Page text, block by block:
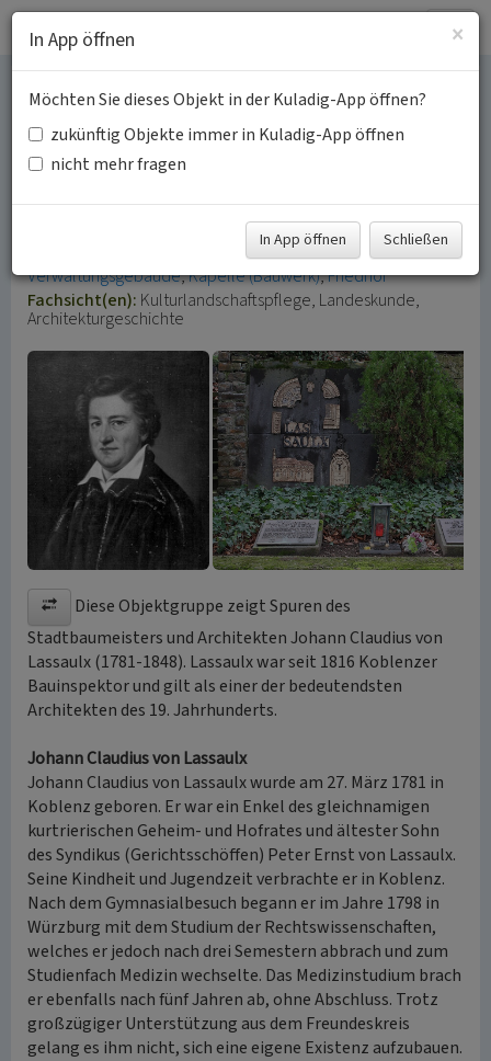
Spuren des Architekten
Johann Claudius von
Lassaulx
Kirchengebäude Schulgebäude
Verwaltungsgebäude Kapelle (Bauwerk) Friedhof
Fachsicht(en): Kulturlandschaftspflege, Landeskunde,
Architekturgeschichte
Diese Objektgruppe zeigt Spuren des
Stadtbaumeisters und Architekten Johann Claudius von
Lassaulx (1781-1848). Lassaulx war seit 1816 Koblenzer
Bauinspektor und gilt als einer der bedeutendsten
Architekten des 19. Jahrhunderts.
Johann Claudius von Lassaulx
Johann Claudius von Lassaulx wurde am 27. März 1781 in
Koblenz geboren. Er war ein Enkel des gleichnamigen
kurtrierischen Geheim- und Hofrates und ältester Sohn
des Syndikus (Gerichtsschöffen) Peter Ernst von Lassaulx.
Seine Kindheit und Jugendzeit verbrachte er in Koblenz.
Nach dem Gymnasialbesuch begann er im Jahre 1798 in
Würzburg mit dem Studium der Rechtswissenschaften,
welches er jedoch nach drei Semestern abbrach und zum
Studienfach Medizin wechselte. Das Medizinstudium brach
er ebenfalls nach fünf Jahren ab, ohne Abschluss. Trotz
großzügiger Unterstützung aus dem Freundeskreis
gelang es ihm nicht, sich eine eigene Existenz aufzubauen.
×
In App öffnen
Möchten Sie dieses Objekt in der Kuladig-App öffnen?
zukünftig Objekte immer in Kuladig-App öffnen
nicht mehr fragen
In App öffnen Schließen